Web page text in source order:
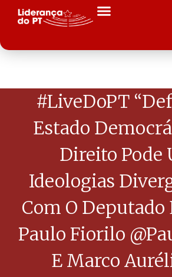
#LiveDoPT
Estado
Direito Pode
Ideologias
Com O Deputado
Paulo Fiorilo
E Marco